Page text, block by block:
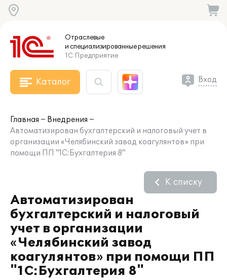
Отраслевые
и специализированныерешения
1С:Предприятие
Каталог Вход
Главная
Внедрения
Автоматизирован бухгалтерский и налоговый учет в
организации «Челябинский завод коагулянтов» при
помощи ПП "1С:Бухгалтерия 8"
Автоматизирован
бухгалтерский и налоговый
учет в организации
«Челябинский завод
коагулянтов» при помощи ПП
"1С:Бухгалтерия 8"
К списку